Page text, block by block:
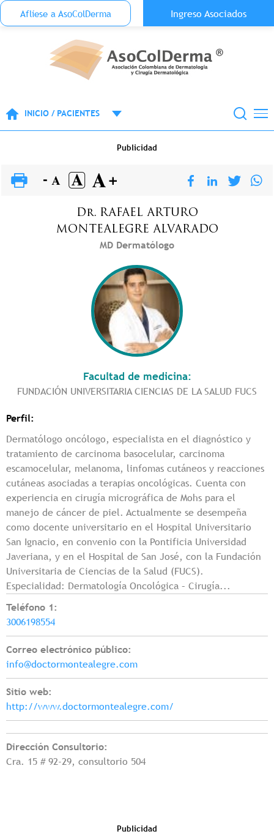
Pasar al contenido principal
Menu Top Anónimo
Aflíese a AsoColDerma Ingreso Asociados
INICIO / PACIENTES
Publicidad
Dr. RAFAEL ARTURO
MONTEALEGRE ALVARADO
MD Dermatólogo
Facultad de medicina:
FUNDACIÓN UNIVERSITARIA CIENCIAS DE LA SALUD FUCS
Perfil:
Dermatólogo oncólogo, especialista en el diagnóstico y
tratamiento de carcinoma basocelular, carcinoma
escamocelular, melanoma, linfomas cutáneos y reacciones
cutáneas asociadas a terapias oncológicas. Cuenta con
experiencia en cirugía micrográfica de Mohs para el
manejo de cáncer de piel. Actualmente se desempeña
como docente universitario en el Hospital Universitario
San Ignacio, en convenio con la Pontificia Universidad
Javeriana, y en el Hospital de San José, con la Fundación
Universitaria de Ciencias de la Salud (FUCS).
Especialidad: Dermatología Oncológica – Cirugía...
Teléfono 1:
3006198554
Correo electrónico público:
info@doctormontealegre.com
Sitio web:
http://www.doctormontealegre.com/
Dirección Consultorio:
Cra. 15 # 92-29, consultorio 504
Publicidad